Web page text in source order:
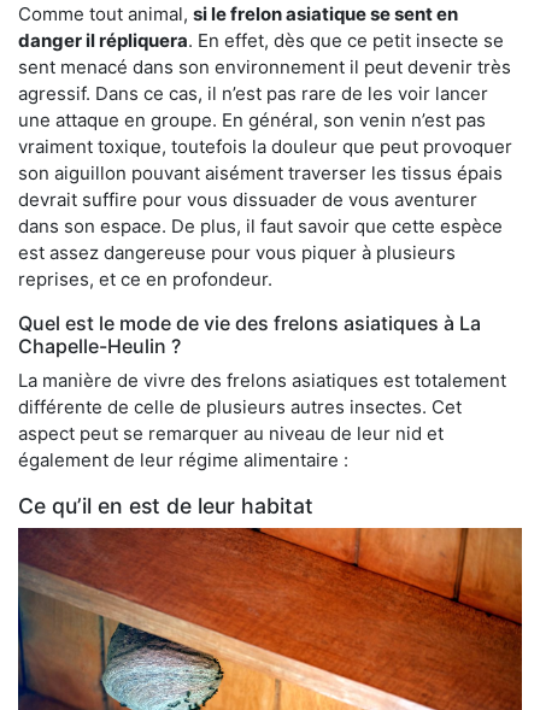
Comme tout animal, si le frelon asiatique se sent en
danger il répliquera. En effet, dès que ce petit insecte se
sent menacé dans son environnement il peut devenir très
agressif. Dans ce cas, il n’est pas rare de les voir lancer
une attaque en groupe. En général, son venin n’est pas
vraiment toxique, toutefois la douleur que peut provoquer
son aiguillon pouvant aisément traverser les tissus épais
devrait suffire pour vous dissuader de vous aventurer
dans son espace. De plus, il faut savoir que cette espèce
est assez dangereuse pour vous piquer à plusieurs
reprises, et ce en profondeur.
Quel est le mode de vie des frelons asiatiques à La
Chapelle-Heulin ?
La manière de vivre des frelons asiatiques est totalement
différente de celle de plusieurs autres insectes. Cet
aspect peut se remarquer au niveau de leur nid et
également de leur régime alimentaire :
Ce qu’il en est de leur habitat